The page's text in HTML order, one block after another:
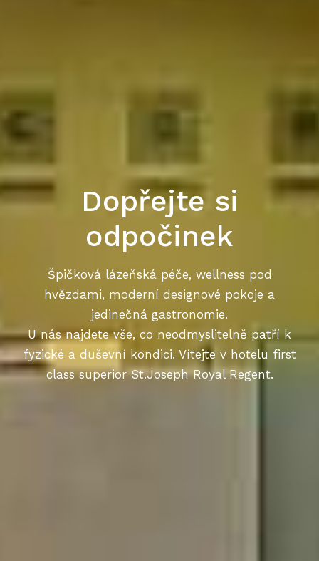
Dopřejte si
odpočinek
Špičková lázeňská péče, wellness pod
hvězdami, moderní designové pokoje a
jedinečná gastronomie.
U nás najdete vše, co neodmyslitelně patří k
fyzické a duševní kondici. Vítejte v hotelu first
class superior St.Joseph Royal Regent.